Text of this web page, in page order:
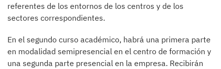
referentes de los entornos de los centros y de los
sectores correspondientes.
En el segundo curso académico, habrá una primera parte
en modalidad semipresencial en el centro de formación y
una segunda parte presencial en la empresa. Recibirán